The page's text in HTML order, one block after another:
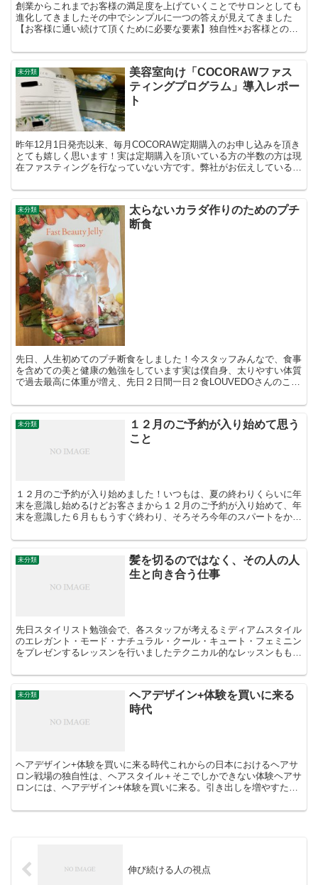
創業からこれまでお客様の満足度を上げていくことでサロンとしても
進化してきましたその中でシンプルに一つの答えが見えてきました
【お客様に通い続けて頂くために必要な要素】独自性×お客様との信
未分類
美容室向け「COCORAWファス
ティングプログラム」導入レポー
ト
昨年12月1日発売以来、毎月COCORAW定期購入のお申し込みを頂き
とても嬉しく思います！実は定期購入を頂いている方の半数の方は現
在ファスティングを行なっていない方です。弊社がお伝えしているこ
未分類
太らないカラダ作りのためのプチ
断食
先日、人生初めてのプチ断食をしました！今スタッフみんなで、食事
を含めての美と健康の勉強をしています実は僕自身、太りやすい体質
で過去最高に体重が増え、先日２日間一日２食LOUVEDOさんのこの
未分類
１２月のご予約が入り始めて思う
こと
１２月のご予約が入り始めました！いつもは、夏の終わりくらいに年
末を意識し始めるけどお客さまから１２月のご予約が入り始めて、年
末を意識した６月ももうすぐ終わり、そろそろ今年のスパートをかけ
未分類
髪を切るのではなく、その人の人
生と向き合う仕事
先日スタイリスト勉強会で、各スタッフが考えるミディアムスタイル
のエレガント・モード・ナチュラル・クール・キュート・フェミニン
をプレゼンするレッスンを行いましたテクニカル的なレッスンももち
未分類
ヘアデザイン+体験を買いに来る
時代
ヘアデザイン+体験を買いに来る時代これからの日本におけるヘアサ
ロン戦場の独自性は、ヘアスタイル＋そこでしかできない体験ヘアサ
ロンには、ヘアデザイン+体験を買いに来る。引き出しを増やすた
伸び続ける人の視点